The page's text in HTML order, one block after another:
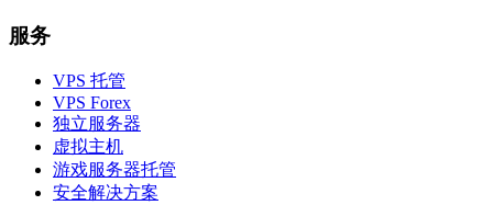
服务
VPS 托管
VPS Forex
独立服务器
虚拟主机
游戏服务器托管
安全解决方案